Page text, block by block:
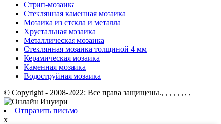
Стрип-мозаика
Стеклянная каменная мозаика
Мозаика из стекла и металла
Хрустальная мозаика
Металлическая мозаика
Стеклянная мозаика толщиной 4 мм
Керамическая мозаика
Каменная мозаика
Водоструйная мозаика
© Copyright - 2008-2022: Все права защищены., , , , , , , ,
Отправить письмо
x